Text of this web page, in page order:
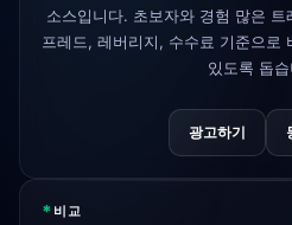
소스입니다. 초보자와 경험 많은
프레드, 레버리지, 수수료 기준으로
있도록 돕
광고하기
* 비교